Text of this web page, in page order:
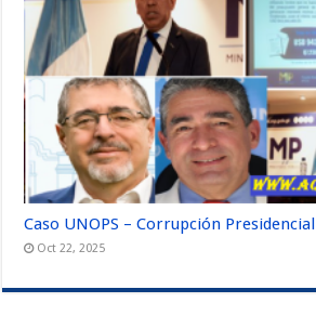
Caso UNOPS – Corrupción Presidencial
Oct 22, 2025